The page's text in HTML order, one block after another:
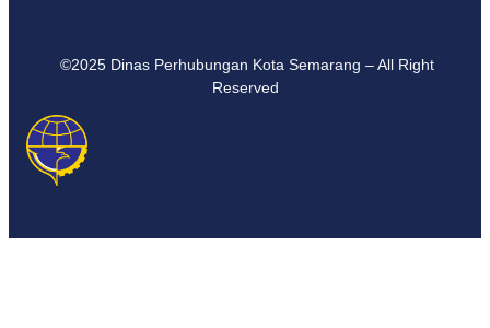
©2025 Dinas Perhubungan Kota Semarang – All Right
Reserved